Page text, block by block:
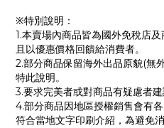
※特別說明：
1.本賣場內商品皆為國外免稅店
且以優惠價格回饋給消費者。
2.部分商品保留海外出品原貌(無
特此說明。
3.要求完美者或對商品有疑慮者
4.部分商品因地區授權銷售會有
符合當地文字印刷介紹，為避免